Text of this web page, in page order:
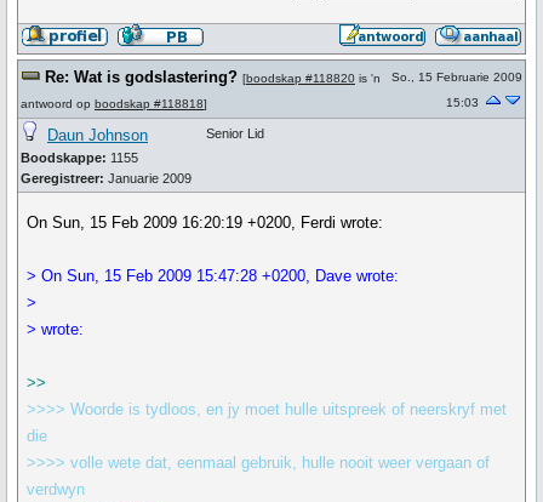
Re: Wat is godslastering? [boodskap #118820 is 'n
antwoord op boodskap #118818]
So., 15 Februarie 2009
15:03
Daun Johnson
Boodskappe: 1155
Geregistreer: Januarie 2009
Senior Lid
On Sun, 15 Feb 2009 16:20:19 +0200, Ferdi wrote:
> On Sun, 15 Feb 2009 15:47:28 +0200, Dave wrote:
>
> wrote:
>>
>>>> Woorde is tydloos, en jy moet hulle uitspreek of neerskryf met
die
>>>> volle wete dat, eenmaal gebruik, hulle nooit weer vergaan of
verdwyn